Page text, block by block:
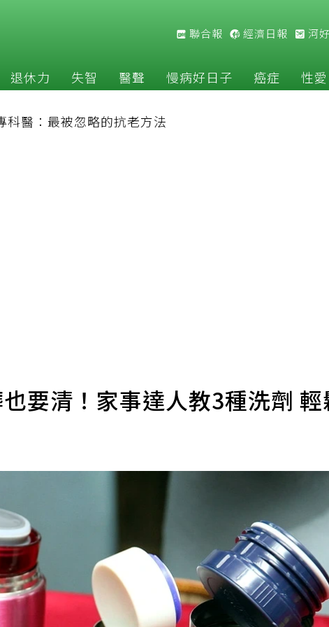
聯合報 經濟日報 河
退休力 失智 醫聲 慢病好日子 癌症 性愛
科醫：最被忽略的抗老方法
要清！家事達人教3種洗劑